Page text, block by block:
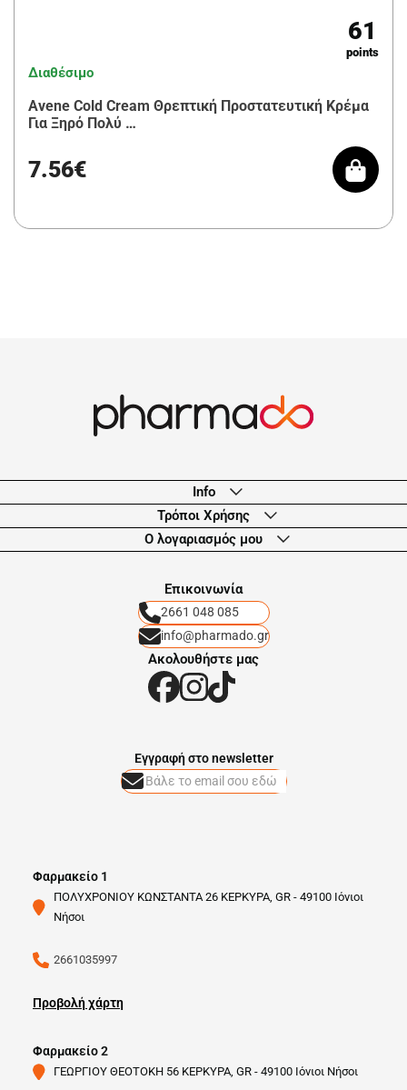
61
points
Διαθέσιμο
Avene Cold Cream Θρεπτική Προστατευτική Κρέμα
Για Ξηρό Πολύ …
7.56€
Info
Τρόποι Χρήσης
Ο λογαριασμός μου
Eπικοινωνία
2661 048 085
info@pharmado.gr
Ακολουθήστε μας
Φαρμακείο 1
ΠΟΛΥΧΡΟΝΙΟΥ ΚΩΝΣΤΑΝΤΑ 26 ΚΕΡΚΥΡΑ, GR - 49100 Ιόνιοι
Νήσοι
2661035997
Προβολή χάρτη
Φαρμακείο 2
ΓΕΩΡΓΙΟΥ ΘΕΟΤΟΚΗ 56 ΚΕΡΚΥΡΑ, GR - 49100 Ιόνιοι Νήσοι
Eγγραφή στο newsletter